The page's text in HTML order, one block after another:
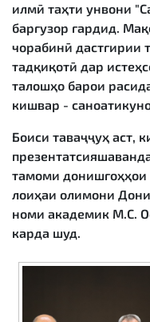
илмӣ таҳти унвони
баргузор гардид.
чорабинӣ дастгирии
тадқиқотӣ дар
талошҳо барои
кишвар -
Боиси таваҷҷуҳ аст,
тамоми донишгоҳҳои
лоиҳаи олимони
номи академик М.С.
карда шуд.